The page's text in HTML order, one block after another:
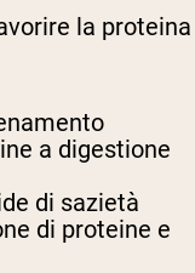
la proteina
a digestione
di sazietà
di proteine e